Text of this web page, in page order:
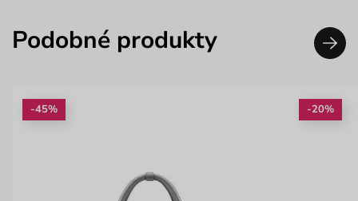
Podobné produkty
-45% -20%